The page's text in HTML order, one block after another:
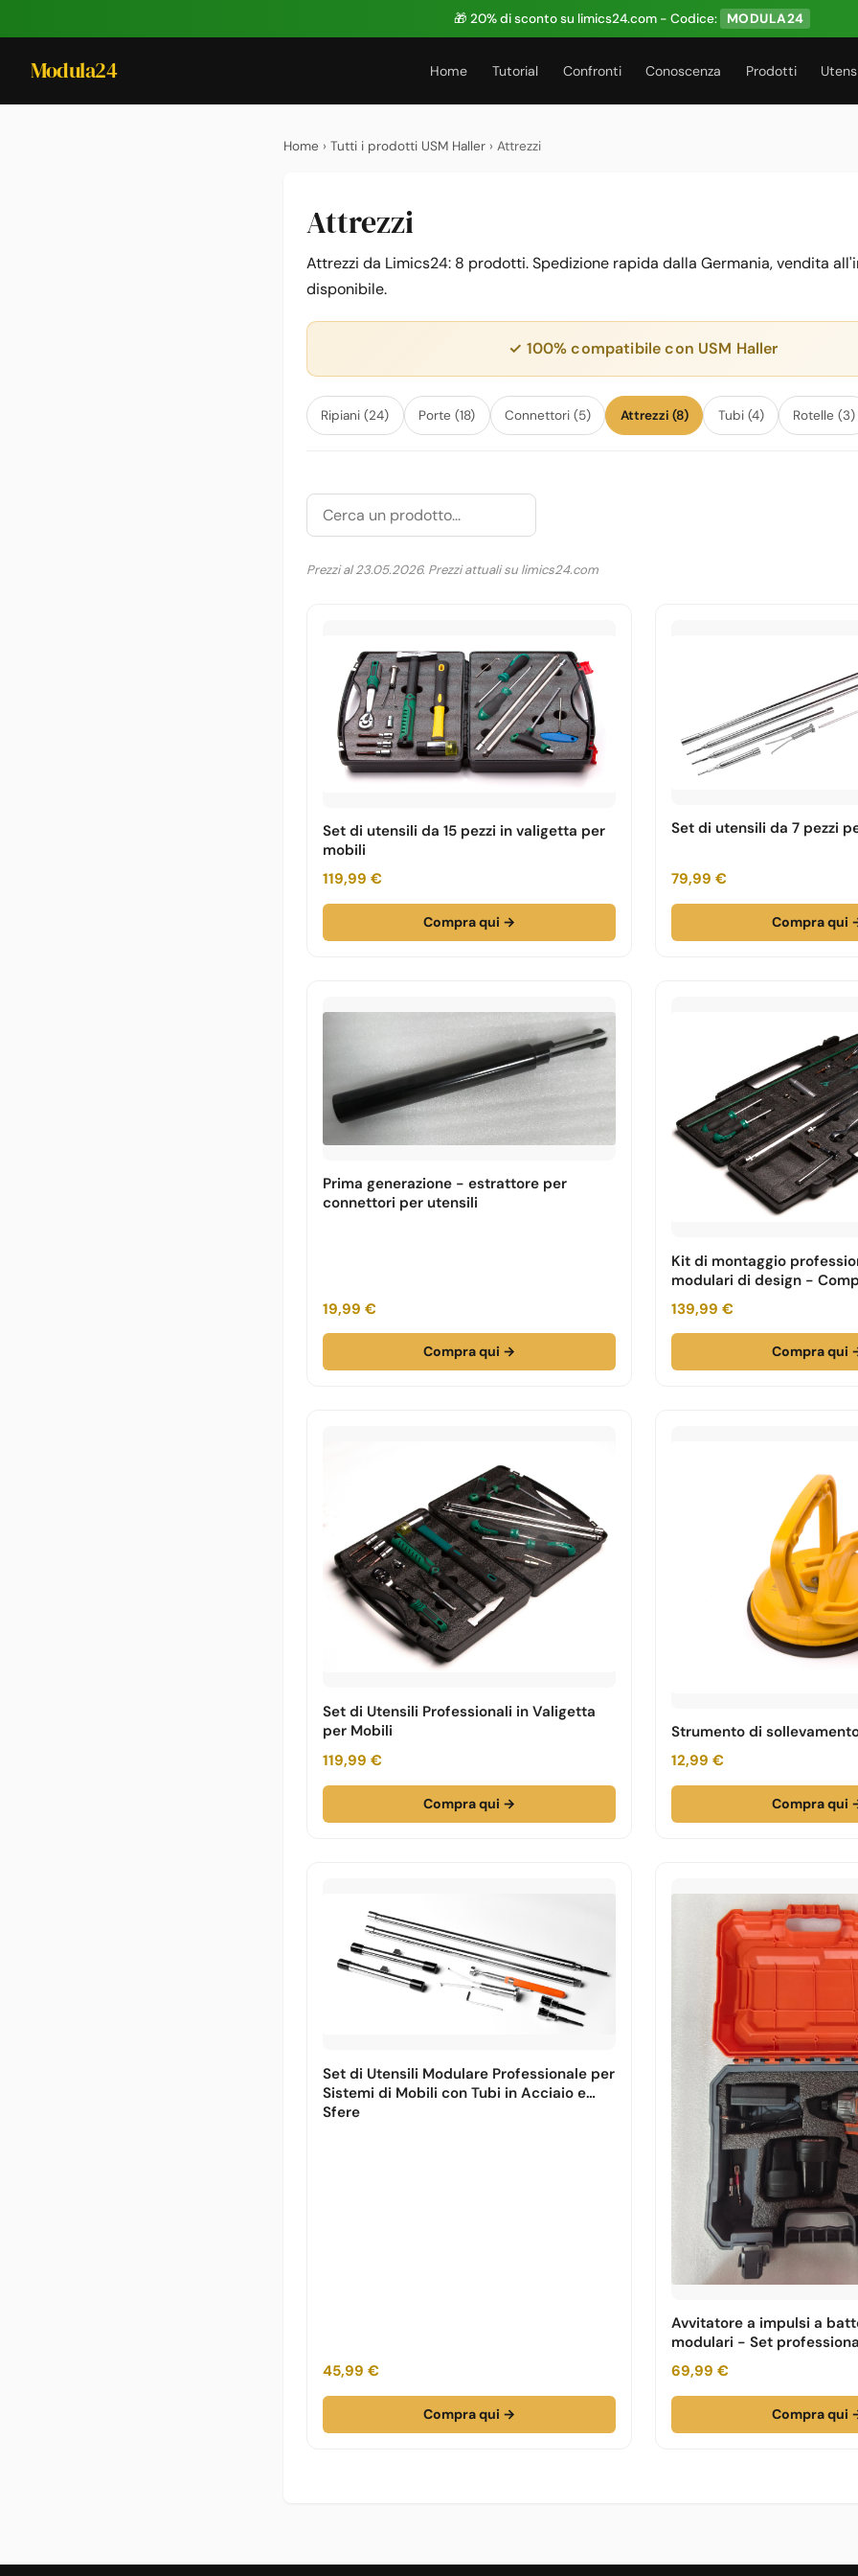
🎁 20% di sconto su limics24.com - Codice: MODULA24
Modula24 Home Tutorial Confronti Conoscenza Prodotti
Home › Tutti i prodotti USM Haller › Attrezzi
Attrezzi
Attrezzi da Limics24: 8 prodotti. Spedizione rapida dalla Germania, vendita
disponibile.
✓ 100% compatibile con USM Haller
Ripiani (24) Porte (18) Connettori (5) Attrezzi (8) Tubi (4) Rotelle (3)
Prezzi al 23.05.2026. Prezzi attuali su limics24.com
Set di utensili da 15 pezzi in valigetta per
mobili
119,99 €
Compra qui →
Set di utensili da 7 pezzi
79,99 €
Compra qui
Prima generazione - estrattore per
connettori per utensili
19,99 €
Compra qui →
Kit di montaggio
modulari di design -
valigetta
139,99 €
Compra qui
Set di Utensili Professionali in Valigetta
per Mobili
119,99 €
Compra qui →
Strumento di
12,99 €
Compra qui
Set di Utensili Modulare Professionale per
Sistemi di Mobili con Tubi in Acciaio e
Sfere
45,99 €
Compra qui →
Avvitatore a impulsi a
modulari - Set
69,99 €
Compra qui